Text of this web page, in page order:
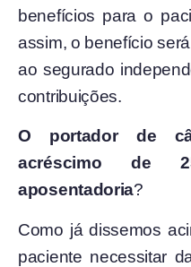
benefícios para o
assim, o benefício
ao segurado
contribuições.
O portador de
acréscimo de
aposentadoria?
Como já dissemos
paciente necessitar